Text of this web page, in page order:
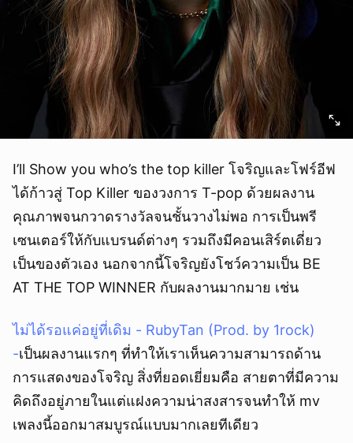
I’ll Show you who’s the top killer โจริญและโฟร์อีฟ
ได้ก้าวสู่ Top Killer ของวงการ T-pop ด้วยผลงาน
คุณภาพจนกวาดรางวัลจนชั้นวางไม่พอ การเป็นพรี
เซนเตอร์ให้กับแบรนด์ต่างๆ รวมถึงมีคอนเสิร์ตเดี่ยว
เป็นของตัวเอง นอกจากนี้โจริญยังโชว์ความเป็น BE
AT THE TOP WINNER กับผลงานมากมาย เช่น
ไม่ได้รอแค่อยู่ที่เดิม - RubyTan (Prod. by 1rock)
-เป็นผลงานแรกๆ ที่ทำให้เราเห็นความสามารถด้าน
การแสดงของโจริญ สิ่งที่ยอดเยี่ยมคือ สายตาที่มีความ
คิดถึงอยู่ภายในแต่แฝงความน่าสงสารจนทำให้ mv
เพลงนี้ออกมาสมบูรณ์แบบมากเลยทีเดียว